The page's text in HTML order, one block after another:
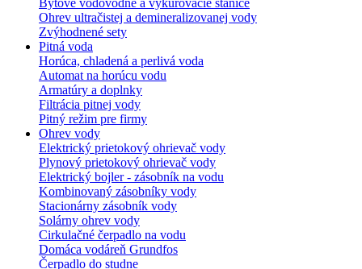
Bytové vodovodné a vykurovacie stanice
Ohrev ultračistej a demineralizovanej vody
Zvýhodnené sety
Pitná voda
Horúca, chladená a perlivá voda
Automat na horúcu vodu
Armatúry a doplnky
Filtrácia pitnej vody
Pitný režim pre firmy
Ohrev vody
Elektrický prietokový ohrievač vody
Plynový prietokový ohrievač vody
Elektrický bojler - zásobník na vodu
Kombinovaný zásobníky vody
Stacionárny zásobník vody
Solárny ohrev vody
Cirkulačné čerpadlo na vodu
Domáca vodáreň Grundfos
Čerpadlo do studne